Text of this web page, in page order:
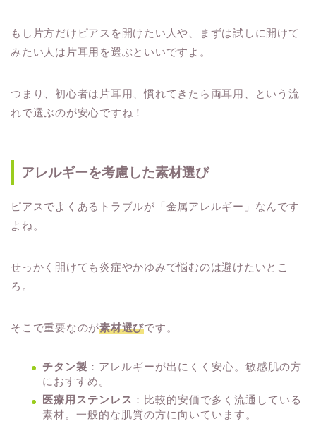
もし片方だけピアスを開けたい人や、まずは試しに開けて
みたい人は片耳用を選ぶといいですよ。
つまり、初心者は片耳用、慣れてきたら両耳用、という流
れで選ぶのが安心ですね！
アレルギーを考慮した素材選び
ピアスでよくあるトラブルが「金属アレルギー」なんです
よね。
せっかく開けても炎症やかゆみで悩むのは避けたいとこ
ろ。
そこで重要なのが素材選びです。
チタン製 ：アレルギーが出にくく安心。敏感肌の方
におすすめ。
医療用ステンレス ：比較的安価で多く流通している
素材。一般的な肌質の方に向いています。